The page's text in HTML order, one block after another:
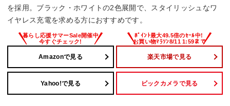
を採用。ブラック・ホワイトの2色展開で、スタイリッシュなワ
イヤレス充電を求める方におすすめです。
Amazonで見る 楽天市場で見る
Yahoo!で見る ビックカメラで見る